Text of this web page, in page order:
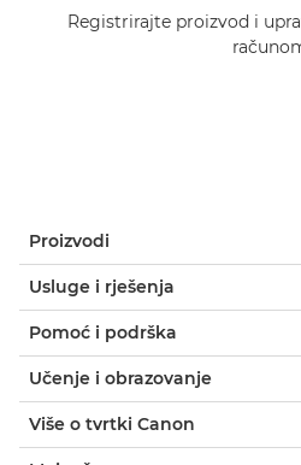
Registrirajte proizvod i
Proizvodi
Usluge i rješenja
Pomoć i podrška
Učenje i obrazovanje
Više o tvrtki Canon